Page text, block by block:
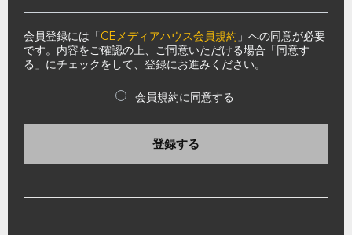
会員登録には「CEメディアハウス会員規約 」への同意が必要
です。内容をご確認の上、ご同意いただける場合「同意す
る」にチェックをして、登録にお進みください。
会員規約に同意する
登録する